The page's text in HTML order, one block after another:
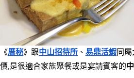
《厝秘》跟中山招待所 、 易鼎活蝦 同屬
價,是很適合家族聚餐或是宴請賓客的